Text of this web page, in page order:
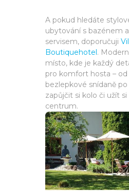
A pokud hledáte
ubytování s bazénem
servisem, doporučuji
Boutiquehotel.
místo, kde je každý
pro komfort hosta –
bezlepkové snídaně
zapůjčit si kolo či užít
centrum.